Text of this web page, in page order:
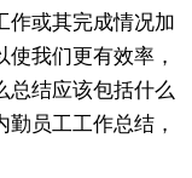
或其完成情况加
我们更有效率，
总结应该包括什么
员工工作总结，